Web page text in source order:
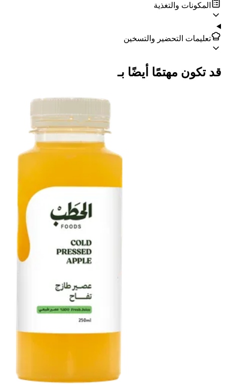
المكونات والتغذية
تعليمات التحضير والتسخين
قد تكون مهتمًا أيضًا بـ